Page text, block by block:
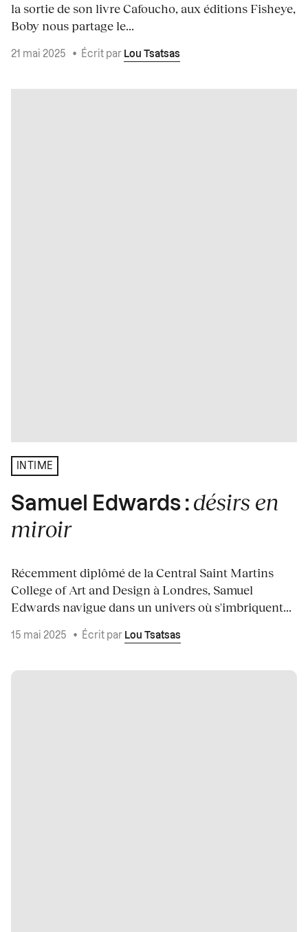
la sortie de son livre Cafoucho, aux éditions Fisheye,
Boby nous partage le...
21 mai 2025 • Écrit par Lou Tsatsas
INTIME
Samuel Edwards : désirs en
miroir
Récemment diplômé de la Central Saint Martins
College of Art and Design à Londres, Samuel
Edwards navigue dans un univers où s'imbriquent...
15 mai 2025 • Écrit par Lou Tsatsas